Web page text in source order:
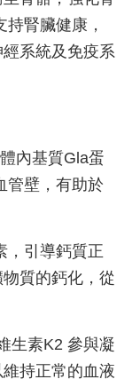
腎臟健康，
系統及免疫系
內基質Gla蛋
管壁，有助於
，引導鈣質正
質的鈣化，從
生素K2 參與凝
持正常的血液